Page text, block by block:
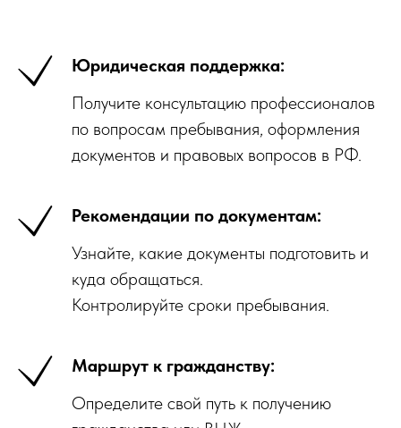
Юридическая поддержка:
Получите консультацию профессионалов
по вопросам пребывания, оформления
документов и правовых вопросов в РФ.
Рекомендации по документам:
Узнайте, какие документы подготовить и
куда обращаться.
Контролируйте сроки пребывания.
Маршрут к гражданству:
Определите свой путь к получению